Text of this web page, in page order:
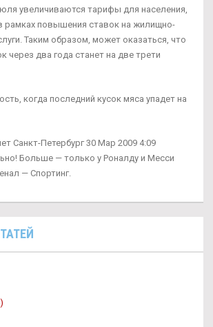
увеличиваются тарифы для населения,
рамках повышения ставок на жилищно-
Таким образом, может оказаться, что
через два года станет на две трети
когда последний кусок мяса упадет на
Санкт-Петербург 30 Мар 2009 4:09
Больше — только у Роналду и Месси
— Спортинг.